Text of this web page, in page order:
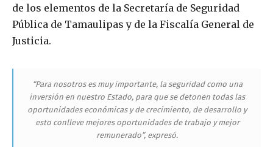
de los elementos de la Secretaría de Seguridad
Pública de Tamaulipas y de la Fiscalía General de
Justicia.
“Para nosotros es muy importante, la seguridad como una
inversión en nuestro Estado, para que se detonen todas las
oportunidades económicas y de crecimiento, de desarrollo y
esto conlleve mejores oportunidades de trabajo y mejor
remunerado”, expresó.